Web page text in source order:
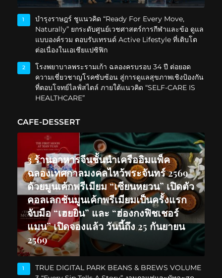
1
บำรุงราษฎร์ ชูแนวคิด “Ready For Every Move,
Naturally” ยกระดับศูนย์เวชศาสตร์การกีฬาและข้อ ดูแล
แบบองค์รวม ตอบรับเทรนด์ Active Lifestyle ที่เติบโต
ต่อเนื่องในเอเชียแปซิฟิก
2
โรงพยาบาลพระรามเก้า ฉลองครบรอบ 34 ปี ต่อยอด
ความเชี่ยวชาญโรคซับซ้อน สู่การดูแลสุขภาพเชิงป้องกัน
ที่ตอบโจทย์ไลฟ์สไตล์ ภายใต้แนวคิด “SELF-CARE IS
HEALTHCARE”
CAFE-DESSERT
3 ร้านอาหารจีนชั้นนำเครืออิมแพ็ค
ฉลองเทศกาลมงคลไหว้พระจันทร์ 2569
ด้วยมูนเค้กพรีเมียม “เซียนหยวน” เปิดตัว
คอลเลกชันมูนเค้กพรีเมียมเป็นครั้งแรก
จับมือ “เฮยยิน” และ “ฮ่องกงฟิชเชอร์
แมน” เปิดจองแล้ว วันนี้ถึง 25 กันยายน
2569
1
TRUE DIGITAL PARK BEANS & BREWS VOLUME